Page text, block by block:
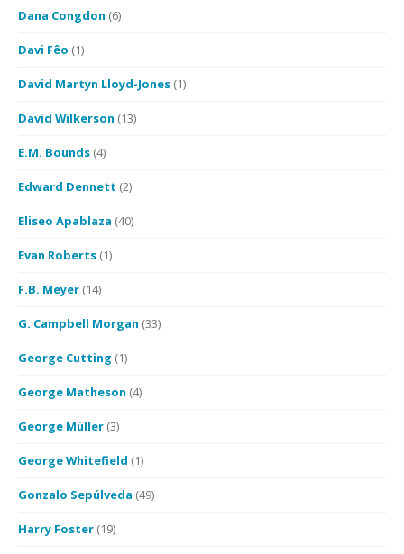
Dana Congdon (6)
Davi Fêo (1)
David Martyn Lloyd-Jones (1)
David Wilkerson (13)
E.M. Bounds (4)
Edward Dennett (2)
Eliseo Apablaza (40)
Evan Roberts (1)
F.B. Meyer (14)
G. Campbell Morgan (33)
George Cutting (1)
George Matheson (4)
George Müller (3)
George Whitefield (1)
Gonzalo Sepúlveda (49)
Harry Foster (19)